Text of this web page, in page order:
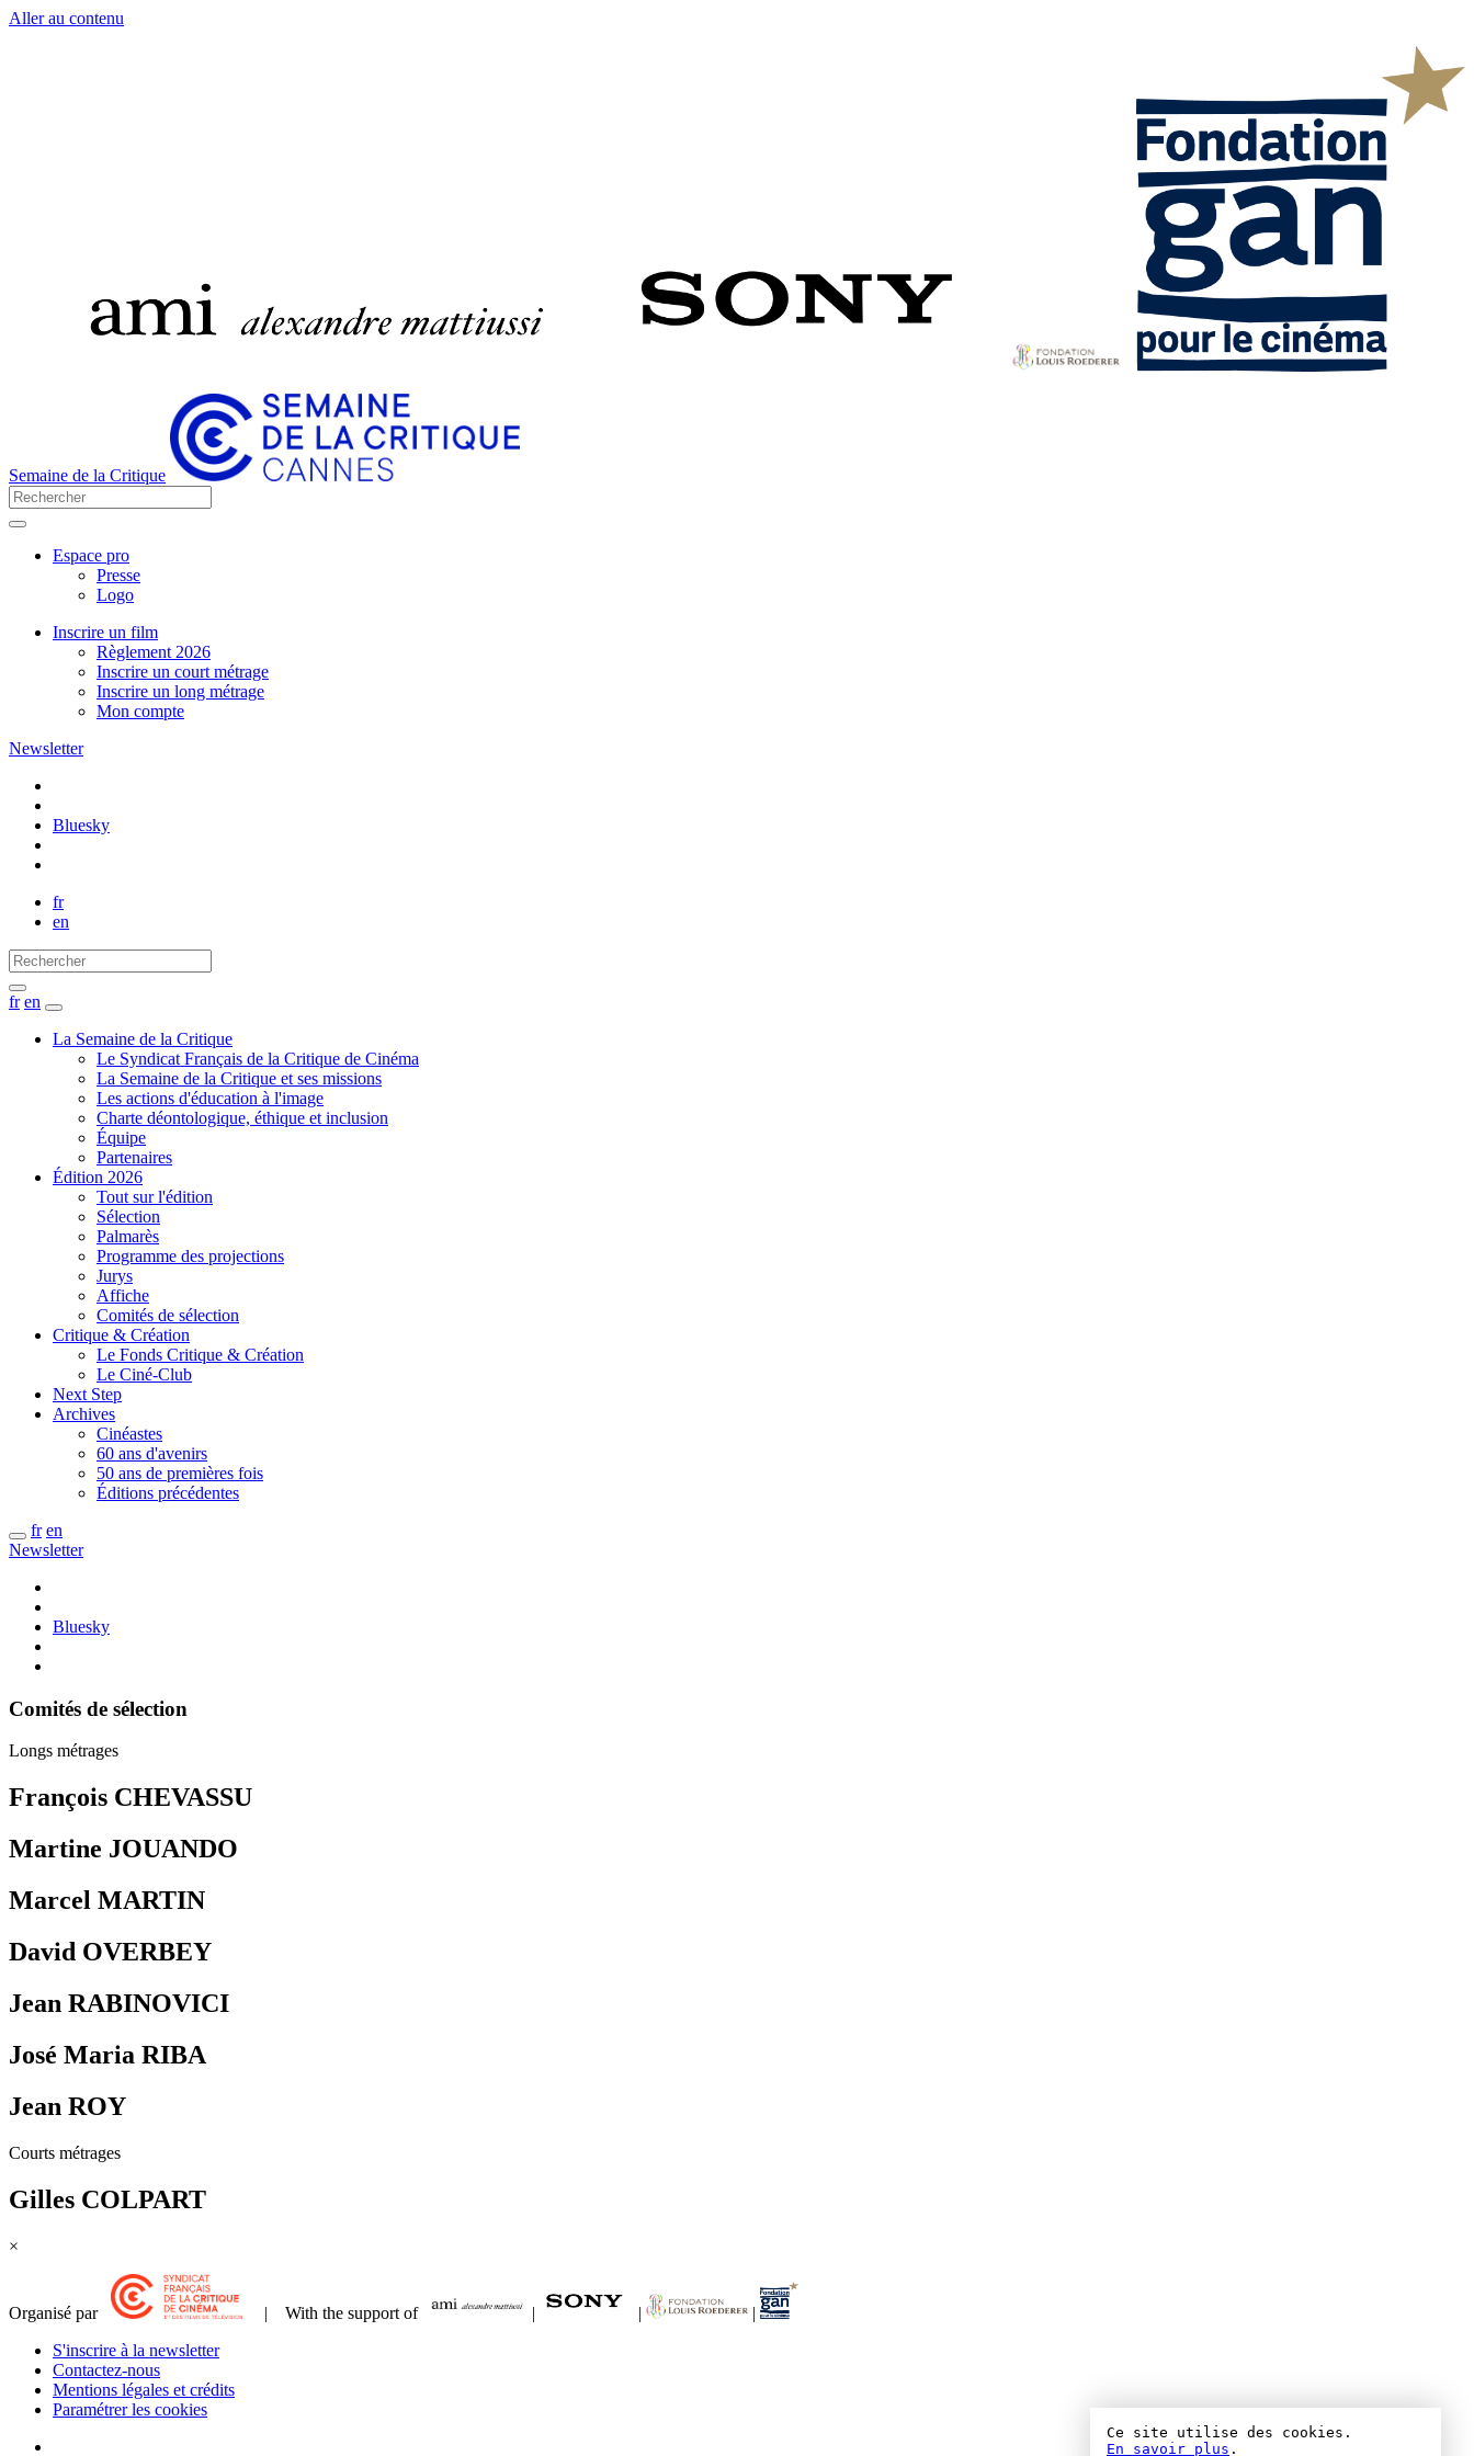
Aller au contenu
Semaine de la Critique
Espace pro
Presse
Logo
Inscrire un film
Règlement 2026
Inscrire un court métrage
Inscrire un long métrage
Mon compte
Newsletter
Bluesky
fr
en
fr en
La Semaine de la Critique
Le Syndicat Français de la Critique de Cinéma
La Semaine de la Critique et ses missions
Les actions d'éducation à l'image
Charte déontologique, éthique et inclusion
Équipe
Partenaires
Édition 2026
Tout sur l'édition
Sélection
Palmarès
Programme des projections
Jurys
Affiche
Comités de sélection
Critique & Création
Le Fonds Critique & Création
Le Ciné-Club
Next Step
Archives
Cinéastes
60 ans d'avenirs
50 ans de premières fois
Éditions précédentes
fr en
Newsletter
Bluesky
Comités de sélection
Longs métrages
François CHEVASSU
Martine JOUANDO
Marcel MARTIN
David OVERBEY
Jean RABINOVICI
José Maria RIBA
Jean ROY
Courts métrages
Gilles COLPART
×
Organisé par | With the support of | |
|
S'inscrire à la newsletter
Contactez-nous
Mentions légales et crédits
Paramétrer les cookies
Ce site utilise des cookies.
En savoir plus .